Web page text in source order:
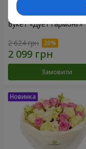
Букет «Дует гармонії»
2 624 грн
Замовити